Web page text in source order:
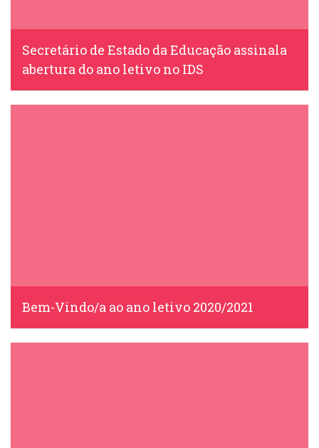
Secretário de Estado da Educação assinala
abertura do ano letivo no IDS
IDS, 2 Outubro, 2020
Bem-Vindo/a ao ano letivo 2020/2021
IDS, 14 Setembro, 2020